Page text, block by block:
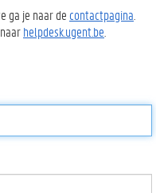
ga je naar de contactpagina
helpdesk.ugent.be